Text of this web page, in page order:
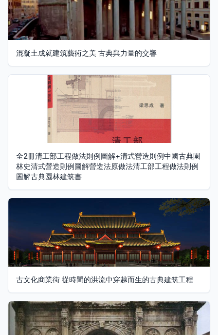
混凝土成就建筑藝術之美 古典與力量的交響
全2冊清工部工程做法則例圖解+清式營造則例中國古典園
林史清式營造則例圖解營造法原做法清工部工程做法則例
圖解古典園林建筑書
古文化商業街 從時間的洪流中穿越而生的古典建筑工程